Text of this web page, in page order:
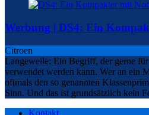
Werbung | DS4: Ein
Citroen
Langeweile: Ein Begriff, der gerne
verwendet werden kann. Wer an ein
oftmals den so genannten
Sinn. Und das ist grundsätzlich kein
Kontakt